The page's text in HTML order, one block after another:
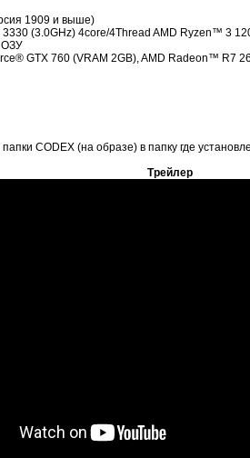
1909 и выше)
(3.0GHz) 4core/4Thread AMD Ryzen™ 3
ОЗУ
GTX 760 (VRAM 2GB), AMD Radeon™ R7
CODEX (на образе) в папку где
Трейлер